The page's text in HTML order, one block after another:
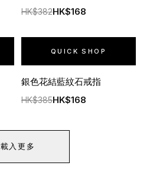
HK$382HK$168
QUICK SHOP
銀色花結藍紋石戒指
HK$385HK$168
載入更多